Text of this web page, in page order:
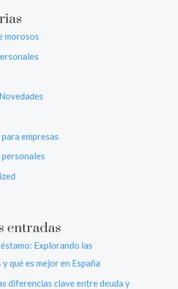
morosos
empresas
entradas
Explorando las
qué es mejor en España
diferencias clave entre deuda y